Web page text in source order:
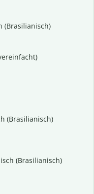
(Brasilianisch)
(Brasilianisch)
(Brasilianisch)